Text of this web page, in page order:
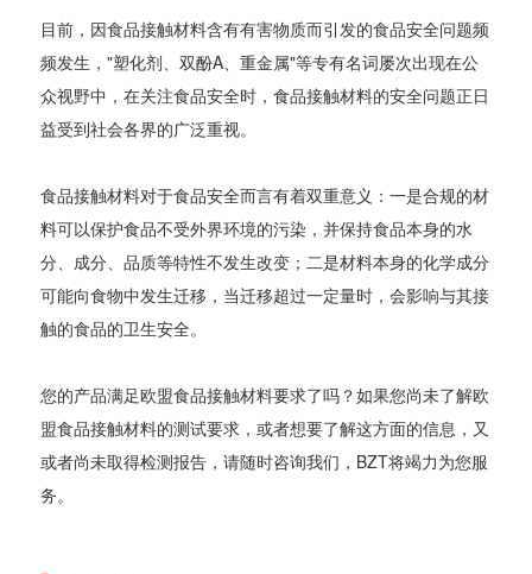
目前，因食品接触材料含有有害物质而引发的食品安全问题频
频发生，"塑化剂、双酚A、重金属"等专有名词屡次出现在公
众视野中，在关注食品安全时，食品接触材料的安全问题正日
益受到社会各界的广泛重视。
食品接触材料对于食品安全而言有着双重意义：一是合规的材
料可以保护食品不受外界环境的污染，并保持食品本身的水
分、成分、品质等特性不发生改变；二是材料本身的化学成分
可能向食物中发生迁移，当迁移超过一定量时，会影响与其接
触的食品的卫生安全。
您的产品满足欧盟食品接触材料要求了吗？如果您尚未了解欧
盟食品接触材料的测试要求，或者想要了解这方面的信息，又
或者尚未取得检测报告，请随时咨询我们，BZT将竭力为您服
务。